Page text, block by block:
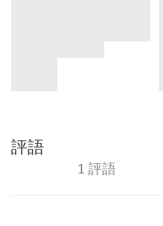
評語
1 評語